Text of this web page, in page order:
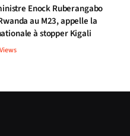
Enock Ruberangabo
au M23, appelle la
à stopper Kigali
Views